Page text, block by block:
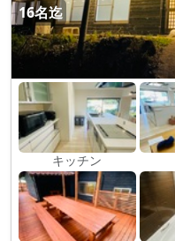
16名迄
キッチン